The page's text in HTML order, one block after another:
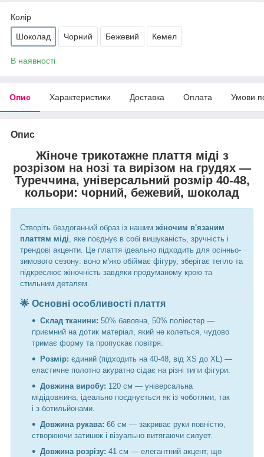
Колір
Шоколад Чорний Бежевий Кемел
В наявності
Опис Характеристики Доставка Оплата Умови
Опис
Жіноче трикотажне плаття міді з
розрізом на нозі та вирізом на грудях —
Туреччина, універсальний розмір 40-48,
кольори: чорний, бежевий, шоколад
Створіть бездоганний образ із нашим жіночим в'язаним
платтям міді, яке поєднує в собі вишуканість, зручність і
трендові акценти. Це плаття ідеально підходить для осінньо-
зимового сезону: воно м'яко обіймає фігуру, зберігає тепло та
підкреслює жіночність завдяки продуманому крою та
стильним деталям.
🌟 Основні особливості плаття
Склад тканини: 50% бавовна, 50% поліестер —
приємний на дотик матеріал, який не колеться, чудово
тримає форму та пропускає повітря.
Розмір: єдиний (підходить на 40-48, від XS до XL) —
еластичне полотно акуратно сідає на різні типи фігури.
Довжина виробу: 120 см — універсальна
мідідовжина, ідеально поєднується як із чоботями, так
і з ботильйонами.
Довжина рукава: 66 см — закриває руки повністю,
створюючи затишок і візуально витягаючи силует.
Довжина розрізу: 41 см — елегантний акцент, що